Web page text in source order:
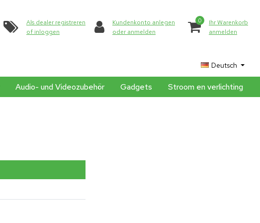
Als dealer registreren
of inloggen
Kundenkonto anlegen
oder anmelden
0
Ihr Warenkorb
anmelden
Deutsch
Audio- und Videozubehör Gadgets Stroom en verlichting